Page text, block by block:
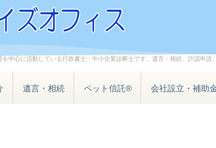
中心に活動している行政書士・中小企業診断士です。遺言・相続、許認申請
遺言・相続 ペット信託® 会社設立・補助